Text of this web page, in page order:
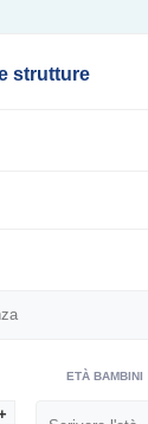
strutture
ETÀ BAMBINI